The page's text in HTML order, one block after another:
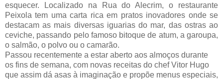
esquecer.
Localizado na Rua do Alecrim, o restaurante
Peixolatem uma carta rica em pratos inovadores onde se
destacam as mais diversas iguarias do mar, das ostras ao
ceviche, passando pelo famoso bitoque de atum, a garoupa,
o salmão, o polvo ou o camarão.
Passou recentemente a estar aberto aos almoços durante
os fins de semana, com novas receitas do chef Vitor Hugo
que assim dá asas à imaginação e propõe menus especiais,